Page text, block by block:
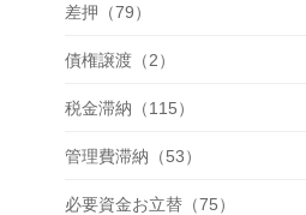
差押（79）
債権譲渡（2）
税金滞納（115）
管理費滞納（53）
必要資金お立替（75）